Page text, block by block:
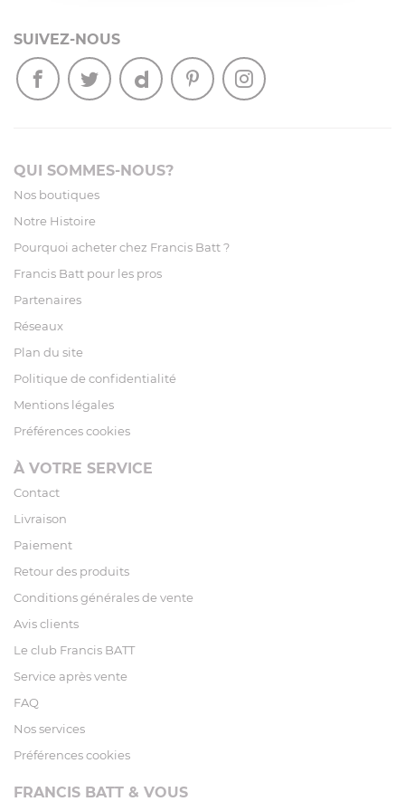
SUIVEZ-NOUS
QUI SOMMES-NOUS?
Nos boutiques
Notre Histoire
Pourquoi acheter chez Francis Batt ?
Francis Batt pour les pros
Partenaires
Réseaux
Plan du site
Politique de confidentialité
Mentions légales
Préférences cookies
À VOTRE SERVICE
Contact
Livraison
Paiement
Retour des produits
Conditions générales de vente
Avis clients
Le club Francis BATT
Service après vente
FAQ
Nos services
Préférences cookies
FRANCIS BATT & VOUS